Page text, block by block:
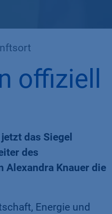
offiziell
das Siegel
des
Alexandra Knauer die
Energie und